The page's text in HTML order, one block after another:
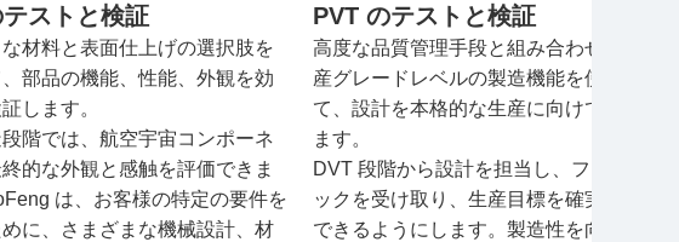
ストと検証
材料と表面仕上げの選択肢を
部品の機能、性能、外観を効
します。
階では、航空宇宙コンポーネ
的な外観と感触を評価できま
は、お客様の特定の要件を
に、さまざまな機械設計、材
PVT のテストと検証
高度な品質管理手段と組み合わせて、生
産グレードレベルの製造機能を使用し
て、設計を本格的な生産に向けて準備し
ます。
DVT 段階から設計を担当し、フィードバ
ックを受け取り、生産目標を確実に達成
できるようにします。製造性を向上させ